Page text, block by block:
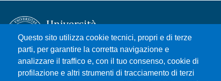
Questo sito utilizza cookie tecnici, propri e di terze
parti, per garantire la corretta navigazione e
analizzare il traffico e, con il tuo consenso, cookie di
profilazione e altri strumenti di tracciamento di terzi
Università degli Studi di Messina